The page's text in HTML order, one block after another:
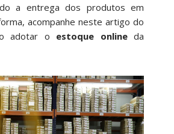
a entrega dos produtos em
acompanhe neste artigo do
adotar o estoque onlineda